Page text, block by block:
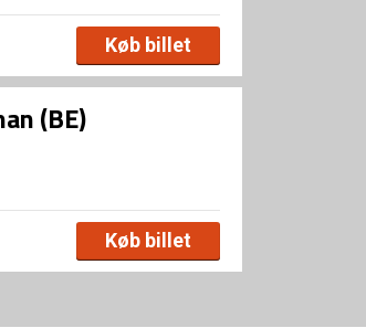
Køb billet
(BE)
Køb billet